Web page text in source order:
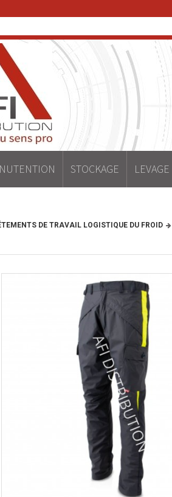
STOCKAGE LEVAGE
DE TRAVAIL LOGISTIQUE DU FROID